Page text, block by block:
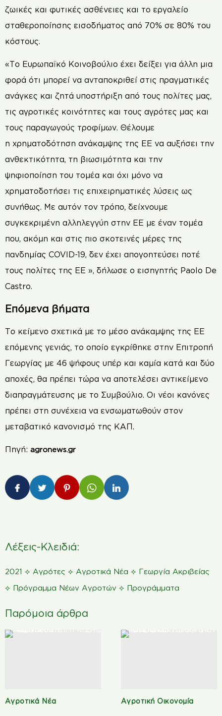
ζωικές και φυτικές ασθένειες και το εργαλείο
σταθεροποίησης εισοδήματος από 70% σε 80% του
κόστους.
«Το Ευρωπαϊκό Κοινοβούλιο έχει δείξει για άλλη μια
φορά ότι μπορεί να ανταποκριθεί στις πραγματικές
ανάγκες και ζητά υποστήριξη από τους πολίτες μας,
τις αγροτικές κοινότητες και τους αγρότες μας και
τους παραγωγούς τροφίμων. Θέλουμε
η χρηματοδότηση ανάκαμψης της ΕΕ να αυξήσει την
ανθεκτικότητα, τη βιωσιμότητα και την
ψηφιοποίηση του τομέα και όχι μόνο να
χρηματοδοτήσει τις επιχειρηματικές λύσεις ως
συνήθως. Με αυτόν τον τρόπο, δείχνουμε
συγκεκριμένη αλληλεγγύη στην ΕΕ με έναν τομέα
που, ακόμη και στις πιο σκοτεινές μέρες της
πανδημίας COVID-19, δεν έχει απογοητεύσει ποτέ
τους πολίτες της ΕΕ », δήλωσε ο εισηγητής Paolo De
Castro.
Επόμενα βήματα
Το κείμενο σχετικά με το μέσο ανάκαμψης της ΕΕ
επόμενης γενιάς, το οποίο εγκρίθηκε στην Επιτροπή
Γεωργίας με 46 ψήφους υπέρ και καμία κατά και δύο
αποχές, θα πρέπει τώρα να αποτελέσει αντικείμενο
διαπραγμάτευσης με το Συμβούλιο. Οι νέοι κανόνες
πρέπει στη συνέχεια να ενσωματωθούν στον
μεταβατικό κανονισμό της ΚΑΠ.
Πηγή: agronews.gr
Λέξεις-Κλειδιά:
2021 ⟡ Αγρότες ⟡ Αγροτικά Νέα ⟡ Γεωργία Ακριβείας
⟡ Πρόγραμμα Νέων Αγροτών ⟡ Προγράμματα
Παρόμοια άρθρα
Αγροτικά Νέα Αγροτική Οικονομία